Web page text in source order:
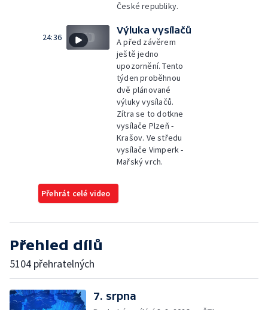
České republiky.
24:36
Výluka vysílačů
A před závěrem
ještě jedno
upozornění. Tento
týden proběhnou
dvě plánované
výluky vysílačů.
Zítra se to dotkne
vysílače Plzeň -
Krašov. Ve středu
vysílače Vimperk -
Mařský vrch.
Přehrát celé video
Přehled dílů
5104 přehratelných
7. srpna